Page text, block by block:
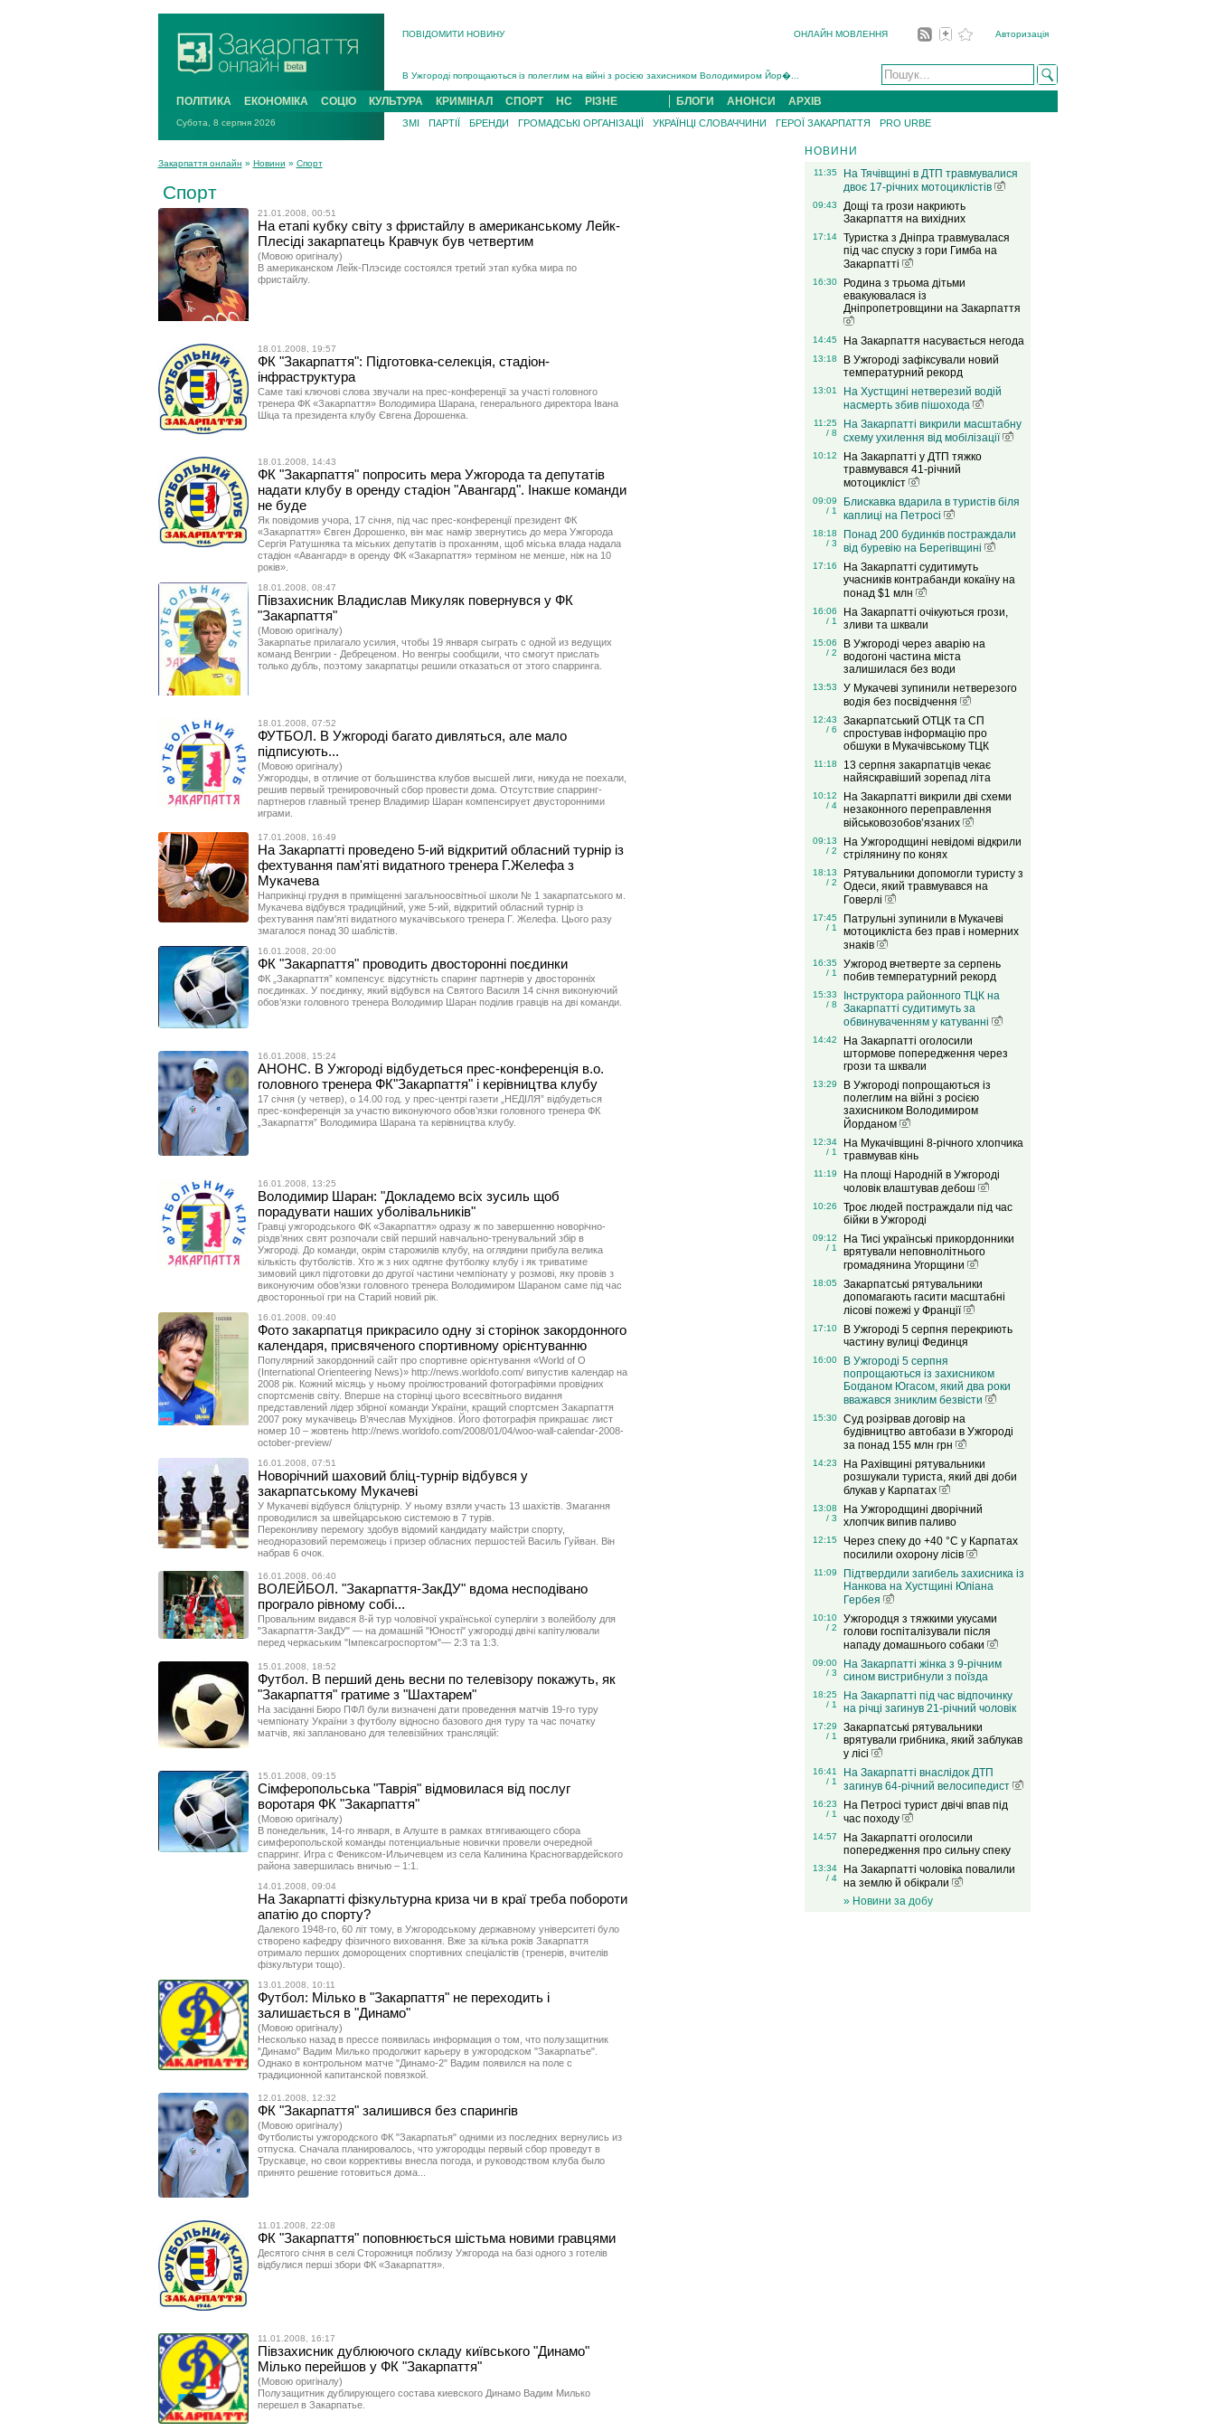
ПОВІДОМИТИ НОВИНУ ОНЛАЙН МОВЛЕННЯ Авторизація
В Ужгороді попрощаються із полеглим на війні з росією захисником Володимиром Йор�...
В Ужгороді 5 серпня попрощаються із захисником Богданом Югасом, який два роки �...
Підтвердили загибель захисника із Нанкова на Хустщині Юліана Гербея (ФОТО)[/gree...
На війні з рф поліг військовий з Виноградова Ігнат Роздяловський (ФОТО)...
ПОЛІТИКА ЕКОНОМІКА СОЦІО КУЛЬТУРА КРИМІНАЛ СПОРТ НС РІЗНЕ БЛОГИ АНОНСИ АРХІВ
Субота, 8 серпня 2026 ЗМІ ПАРТІЇ БРЕНДИ ГРОМАДСЬКІ ОРГАНІЗАЦІЇ УКРАЇНЦІ СЛОВАЧЧИНИ ГЕРОЇ ЗАКАРПАТТЯ PRO URBE
Закарпаття онлайн » Новини » Спорт
Спорт
21.01.2008, 00:51
На етапі кубку світу з фристайлу в американському Лейк-
Плесіді закарпатець Кравчук був четвертим
(Мовою оригіналу)
В американском Лейк-Плэсиде состоялся третий этап кубка мира по
фристайлу.
18.01.2008, 19:57
ФК "Закарпаття": Підготовка-селекція, стадіон-
інфраструктура
Саме такі ключові слова звучали на прес-конференції за участі головного
тренера ФК «Закарпаття» Володимира Шарана, генерального директора Івана
Шіца та президента клубу Євгена Дорошенка.
18.01.2008, 14:43
ФК "Закарпаття" попросить мера Ужгорода та депутатів
надати клубу в оренду стадіон "Авангард". Інакше команди
не буде
Як повідомив учора, 17 січня, під час прес-конференції президент ФК
«Закарпаття» Євген Дорошенко, він має намір звернутись до мера Ужгорода
Сергія Ратушняка та міських депутатів із проханням, щоб міська влада надала
стадіон «Авангард» в оренду ФК «Закарпаття» терміном не менше, ніж на 10
років».
18.01.2008, 08:47
Півзахисник Владислав Микуляк повернувся у ФК
"Закарпаття"
(Мовою оригіналу)
Закарпатье прилагало усилия, чтобы 19 января сыграть с одной из ведущих
команд Венгрии - Дебреценом. Но венгры сообщили, что смогут прислать
только дубль, поэтому закарпатцы решили отказаться от этого спарринга.
18.01.2008, 07:52
ФУТБОЛ. В Ужгороді багато дивляться, але мало
підписують...
(Мовою оригіналу)
Ужгородцы, в отличие от большинства клубов высшей лиги, никуда не поехали,
решив первый тренировочный сбор провести дома. Отсутствие спарринг-
партнеров главный тренер Владимир Шаран компенсирует двусторонними
играми.
17.01.2008, 16:49
На Закарпатті проведено 5-ий відкритий обласний турнір із
фехтування пам'яті видатного тренера Г.Желефа з
Мукачева
Наприкінці грудня в приміщенні загальноосвітньої школи № 1 закарпатського м.
Мукачева відбувся традиційний, уже 5-ий, відкритий обласний турнір із
фехтування пам'яті видатного мукачівського тренера Г. Желефа. Цього разу
змагалося понад 30 шаблістів.
16.01.2008, 20:00
ФК "Закарпаття" проводить двосторонні поєдинки
ФК „Закарпаття” компенсує відсутність спаринг партнерів у двосторонніх
поєдинках. У поєдинку, який відбувся на Святого Василя 14 січня виконуючий
обов’язки головного тренера Володимир Шаран поділив гравців на дві команди.
16.01.2008, 15:24
АНОНС. В Ужгороді відбудеться прес-конференція в.о.
головного тренера ФК"Закарпаття" і керівництва клубу
17 січня (у четвер), о 14.00 год. у прес-центрі газети „НЕДІЛЯ” відбудеться
прес-конференція за участю виконуючого обов’язки головного тренера ФК
„Закарпаття” Володимира Шарана та керівництва клубу.
16.01.2008, 13:25
Володимир Шаран: "Докладемо всіх зусиль щоб
порадувати наших уболівальників"
Гравці ужгородського ФК «Закарпаття» одразу ж по завершенню новорічно-
різдв’яних свят розпочали свій перший навчально-тренувальний збір в
Ужгороді. До команди, окрім старожилів клубу, на оглядини прибула велика
кількість футболістів. Хто ж з них одягне футболку клубу і як триватиме
зимовий цикл підготовки до другої частини чемпіонату у розмові, яку провів з
виконуючим обов’язки головного тренера Володимиром Шараном саме під час
двосторонньої гри на Старий новий рік.
16.01.2008, 09:40
Фото закарпатця прикрасило одну зі сторінок закордонного
календаря, присвяченого спортивному орієнтуванню
Популярний закордонний сайт про спортивне орієнтування «World of O
(International Orienteering News)» http://news.worldofo.com/ випустив календар на
2008 рік. Кожний місяць у ньому проілюстрований фотографіями провідних
спортсменів світу. Вперше на сторінці цього всесвітнього видання
представлений лідер збірної команди України, кращий спортсмен Закарпаття
2007 року мукачівець В’ячеслав Мухідінов. Його фотографія прикрашає лист
номер 10 – жовтень http://news.worldofo.com/2008/01/04/woo-wall-calendar-2008-
october-preview/
16.01.2008, 07:51
Новорічний шаховий бліц-турнір відбувся у
закарпатському Мукачеві
У Мукачеві відбувся бліцтурнір. У ньому взяли участь 13 шахістів. Змагання
проводилися за швейцарською системою в 7 турів.
Переконливу перемогу здобув відомий кандидату майстри спорту,
неодноразовий переможець і призер обласних першостей Василь Гуйван. Він
набрав 6 очок.
16.01.2008, 06:40
ВОЛЕЙБОЛ. "Закарпаття-ЗакДУ" вдома несподівано
програло рівному собі...
Провальним видався 8-й тур чоловічої української суперліги з волейболу для
"Закарпаття-ЗакДУ" — на домашній "Юності" ужгородці двічі капітулювали
перед черкаським "Імпексагроспортом"— 2:3 та 1:3.
15.01.2008, 18:52
Футбол. В перший день весни по телевізору покажуть, як
"Закарпаття" гратиме з "Шахтарем"
На засіданні Бюро ПФЛ були визначені дати проведення матчів 19-го туру
чемпіонату України з футболу відносно базового дня туру та час початку
матчів, які заплановано для телевізійних трансляцій:
15.01.2008, 09:15
Сімферопольська "Таврія" відмовилася від послуг
воротаря ФК "Закарпаття"
(Мовою оригіналу)
В понедельник, 14-го января, в Алуште в рамках втягивающего сбора
симферопольской команды потенциальные новички провели очередной
спарринг. Игра с Фениксом-Ильичевцем из села Калинина Красногвардейского
района завершилась вничью – 1:1.
14.01.2008, 09:04
На Закарпатті фізкультурна криза чи в краї треба побороти
апатію до спорту?
Далекого 1948-го, 60 літ тому, в Ужгородському державному університеті було
створено кафедру фізичного виховання. Вже за кілька років Закарпаття
отримало перших доморощених спортивних спеціалістів (тренерів, вчителів
фізкультури тощо).
13.01.2008, 10:11
Футбол: Мілько в "Закарпаття" не переходить і
залишається в "Динамо"
(Мовою оригіналу)
Несколько назад в прессе появилась информация о том, что полузащитник
"Динамо" Вадим Милько продолжит карьеру в ужгородском "Закарпатье".
Однако в контрольном матче "Динамо-2" Вадим появился на поле с
традиционной капитанской повязкой.
12.01.2008, 12:32
ФК "Закарпаття" залишився без спарингів
(Мовою оригіналу)
Футболисты ужгородского ФК "Закарпатья" одними из последних вернулись из
отпуска. Сначала планировалось, что ужгородцы первый сбор проведут в
Трускавце, но свои коррективы внесла погода, и руководством клуба было
принято решение готовиться дома...
11.01.2008, 22:08
ФК "Закарпаття" поповнюється шістьма новими гравцями
Десятого січня в селі Сторожниця поблизу Ужгорода на базі одного з готелів
відбулися перші збори ФК «Закарпаття».
11.01.2008, 16:17
Півзахисник дублюючого складу київського "Динамо"
Мілько перейшов у ФК "Закарпаття"
(Мовою оригіналу)
Полузащитник дублирующего состава киевского Динамо Вадим Милько
перешел в Закарпатье.
НОВИНИ
11:35
На Тячівщині в ДТП травмувалися
двоє 17-річних мотоциклістів
09:43
Дощі та грози накриють
Закарпаття на вихідних
17:14
Туристка з Дніпра травмувалася
під час спуску з гори Гимба на
Закарпатті
16:30
Родина з трьома дітьми
евакуювалася із
Дніпропетровщини на Закарпаття
14:45 На Закарпаття насувається негода
13:18
В Ужгороді зафіксували новий
температурний рекорд
13:01
На Хустщині нетверезий водій
насмерть збив пішохода
11:25
/ 8
На Закарпатті викрили масштабну
схему ухилення від мобілізації
10:12
На Закарпатті у ДТП тяжко
травмувався 41-річний
мотоцикліст
09:09
/ 1
Блискавка вдарила в туристів біля
каплиці на Петросі
18:18
/ 3
Понад 200 будинків постраждали
від буревію на Берегівщині
17:16
На Закарпатті судитимуть
учасників контрабанди кокаїну на
понад $1 млн
16:06
/ 1
На Закарпатті очікуються грози,
зливи та шквали
15:06
/ 2
В Ужгороді через аварію на
водогоні частина міста
залишилася без води
13:53
У Мукачеві зупинили нетверезого
водія без посвідчення
12:43
/ 6
Закарпатський ОТЦК та СП
спростував інформацію про
обшуки в Мукачівському ТЦК
11:18
13 серпня закарпатців чекає
найяскравіший зорепад літа
10:12
/ 4
На Закарпатті викрили дві схеми
незаконного переправлення
військовозобов’язаних
09:13
/ 2
На Ужгородщині невідомі відкрили
стрілянину по конях
18:13
/ 2
Рятувальники допомогли туристу з
Одеси, який травмувався на
Говерлі
17:45
/ 1
Патрульні зупинили в Мукачеві
мотоцикліста без прав і номерних
знаків
16:35
/ 1
Ужгород вчетверте за серпень
побив температурний рекорд
15:33
/ 8
Інструктора районного ТЦК на
Закарпатті судитимуть за
обвинуваченням у катуванні
14:42
На Закарпатті оголосили
штормове попередження через
грози та шквали
13:29
В Ужгороді попрощаються із
полеглим на війні з росією
захисником Володимиром
Йорданом
12:34
/ 1
На Мукачівщині 8-річного хлопчика
травмував кінь
11:19
На площі Народній в Ужгороді
чоловік влаштував дебош
10:26
Троє людей постраждали під час
бійки в Ужгороді
09:12
/ 1
На Тисі українські прикордонники
врятували неповнолітнього
громадянина Угорщини
18:05
Закарпатські рятувальники
допомагають гасити масштабні
лісові пожежі у Франції
17:10
В Ужгороді 5 серпня перекриють
частину вулиці Фединця
16:00
В Ужгороді 5 серпня
попрощаються із захисником
Богданом Югасом, який два роки
вважався зниклим безвісти
15:30
Суд розірвав договір на
будівництво автобази в Ужгороді
за понад 155 млн грн
14:23
На Рахівщині рятувальники
розшукали туриста, який дві доби
блукав у Карпатах
13:08
/ 3
На Ужгородщині дворічний
хлопчик випив паливо
12:15
Через спеку до +40 °C у Карпатах
посилили охорону лісів
11:09
Підтвердили загибель захисника із
Нанкова на Хустщині Юліана
Гербея
10:10
/ 2
Ужгородця з тяжкими укусами
голови госпіталізували після
нападу домашнього собаки
09:00
/ 3
На Закарпатті жінка з 9-річним
сином вистрибнули з поїзда
18:25
/ 1
На Закарпатті під час відпочинку
на річці загинув 21-річний чоловік
17:29
/ 1
Закарпатські рятувальники
врятували грибника, який заблукав
у лісі
16:41
/ 1
На Закарпатті внаслідок ДТП
загинув 64-річний велосипедист
16:23
/ 1
На Петросі турист двічі впав під
час походу
14:57
На Закарпатті оголосили
попередження про сильну спеку
13:34
/ 4
На Закарпатті чоловіка повалили
на землю й обікрали
» Новини за добу